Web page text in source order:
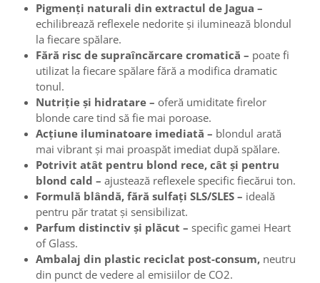
Pigmenți naturali din extractul de Jagua –
echilibrează reflexele nedorite și iluminează blondul
la fiecare spălare.
Fără risc de supraîncărcare cromatică – poate fi
utilizat la fiecare spălare fără a modifica dramatic
tonul.
Nutriție și hidratare – oferă umiditate firelor
blonde care tind să fie mai poroase.
Acțiune iluminatoare imediată – blondul arată
mai vibrant și mai proaspăt imediat după spălare.
Potrivit atât pentru blond rece, cât și pentru
blond cald – ajustează reflexele specific fiecărui ton.
Formulă blândă, fără sulfați SLS/SLES – ideală
pentru păr tratat și sensibilizat.
Parfum distinctiv și plăcut – specific gamei Heart
of Glass.
Ambalaj din plastic reciclat post-consum, neutru
din punct de vedere al emisiilor de CO2.